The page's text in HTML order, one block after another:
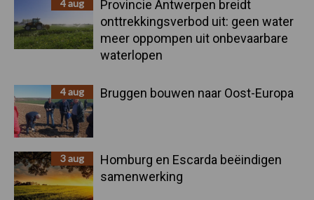
4 aug
Provincie Antwerpen breidt
onttrekkingsverbod uit: geen water
meer oppompen uit onbevaarbare
waterlopen
4 aug Bruggen bouwen naar Oost-Europa
3 aug
Homburg en Escarda beëindigen
samenwerking